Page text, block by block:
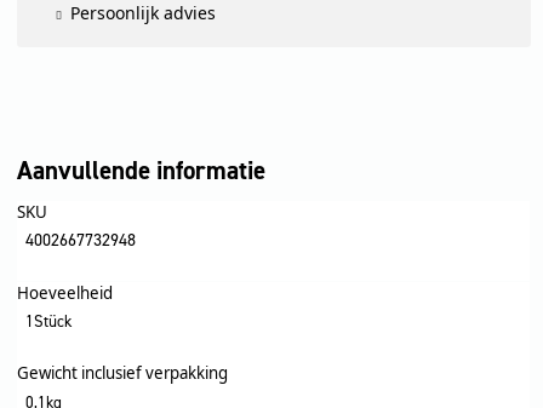
Persoonlijk advies
Aanvullende informatie
SKU
4002667732948
Hoeveelheid
1Stück
Gewicht inclusief verpakking
0,1kg